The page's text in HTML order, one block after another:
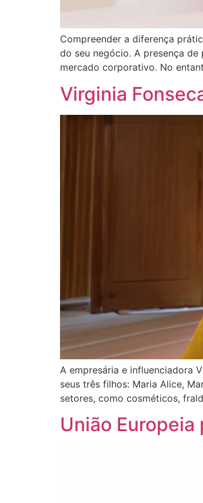
Compreender a diferença
do seu negócio. A presença
mercado corporativo. No
Virginia
A empresária e influenciadora
seus três filhos: Maria Alice,
setores, como cosméticos,
União